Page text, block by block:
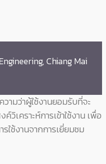
Chiang Mai
ามว่าผู้ใช้งานยอมรับที่จะ
วิเคราะห์การเข้าใช้งาน เพื่อ
ช้งานจากการเยี่ยมชม